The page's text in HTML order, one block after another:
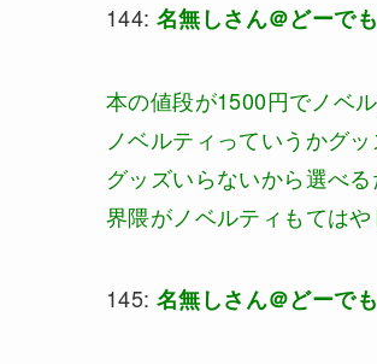
144: 名無しさん＠どーで
本の値段が1500円でノベ
ノベルティっていうかグ
グッズいらないから選べ
界隈がノベルティもては
145: 名無しさん＠どーで